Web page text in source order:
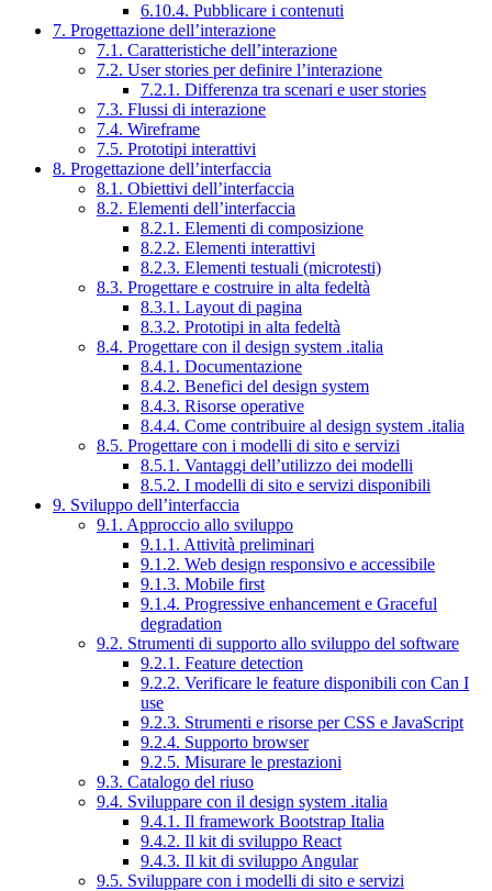
6.10.4. Pubblicare i contenuti
7. Progettazione dell’interazione
7.1. Caratteristiche dell’interazione
7.2. User stories per definire l’interazione
7.2.1. Differenza tra scenari e user stories
7.3. Flussi di interazione
7.4. Wireframe
7.5. Prototipi interattivi
8. Progettazione dell’interfaccia
8.1. Obiettivi dell’interfaccia
8.2. Elementi dell’interfaccia
8.2.1. Elementi di composizione
8.2.2. Elementi interattivi
8.2.3. Elementi testuali (microtesti)
8.3. Progettare e costruire in alta fedeltà
8.3.1. Layout di pagina
8.3.2. Prototipi in alta fedeltà
8.4. Progettare con il design system .italia
8.4.1. Documentazione
8.4.2. Benefici del design system
8.4.3. Risorse operative
8.4.4. Come contribuire al design system .italia
8.5. Progettare con i modelli di sito e servizi
8.5.1. Vantaggi dell’utilizzo dei modelli
8.5.2. I modelli di sito e servizi disponibili
9. Sviluppo dell’interfaccia
9.1. Approccio allo sviluppo
9.1.1. Attività preliminari
9.1.2. Web design responsivo e accessibile
9.1.3. Mobile first
9.1.4. Progressive enhancement e Graceful
degradation
9.2. Strumenti di supporto allo sviluppo del software
9.2.1. Feature detection
9.2.2. Verificare le feature disponibili con Can I
use
9.2.3. Strumenti e risorse per CSS e JavaScript
9.2.4. Supporto browser
9.2.5. Misurare le prestazioni
9.3. Catalogo del riuso
9.4. Sviluppare con il design system .italia
9.4.1. Il framework Bootstrap Italia
9.4.2. Il kit di sviluppo React
9.4.3. Il kit di sviluppo Angular
9.5. Sviluppare con i modelli di sito e servizi